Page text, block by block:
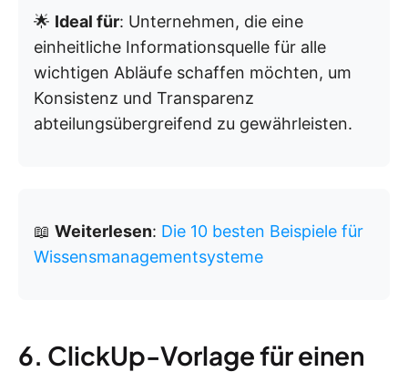
🌟 Ideal für: Unternehmen, die eine
einheitliche Informationsquelle für alle
wichtigen Abläufe schaffen möchten, um
Konsistenz und Transparenz
abteilungsübergreifend zu gewährleisten.
📖 Weiterlesen: Die 10 besten Beispiele für
Wissensmanagementsysteme
6. ClickUp-Vorlage für einen